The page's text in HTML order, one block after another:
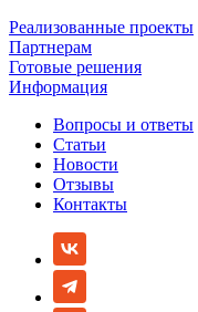
Реализованные проекты
Партнерам
Готовые решения
Информация
Вопросы и ответы
Статьи
Новости
Отзывы
Контакты